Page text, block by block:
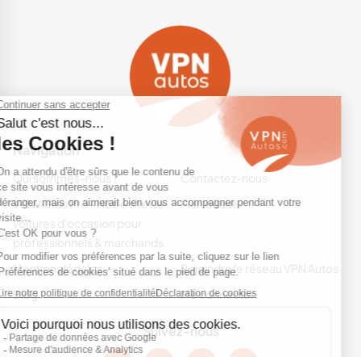
Navigation
Qui sommes-nous ?
Contactez-nous
VPN Autos Pro - Notre site de
voitures d'occasion pour
professionnels & marchands
Plan du site
Mentions légales
Rejoindre le réseau VPN Autos
Blog
Me connecter
Suivez-nous